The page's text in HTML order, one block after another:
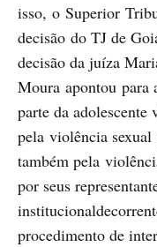
isso, o Superior
decisão do TJ de
decisão da juíza
Moura apontou para
parte da adolescente
pela violência sexual
também pela
por seus
procedimento de